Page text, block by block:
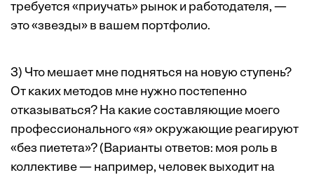
требуется «приучать» рынок и работодателя, —
это «звезды» в вашем портфолио.
3) Что мешает мне подняться на новую ступень?
От каких методов мне нужно постепенно
отказываться? На какие составляющие моего
профессионального «я» окружающие реагируют
«без пиетета»? (Варианты ответов: моя роль в
коллективе — например, человек выходит на